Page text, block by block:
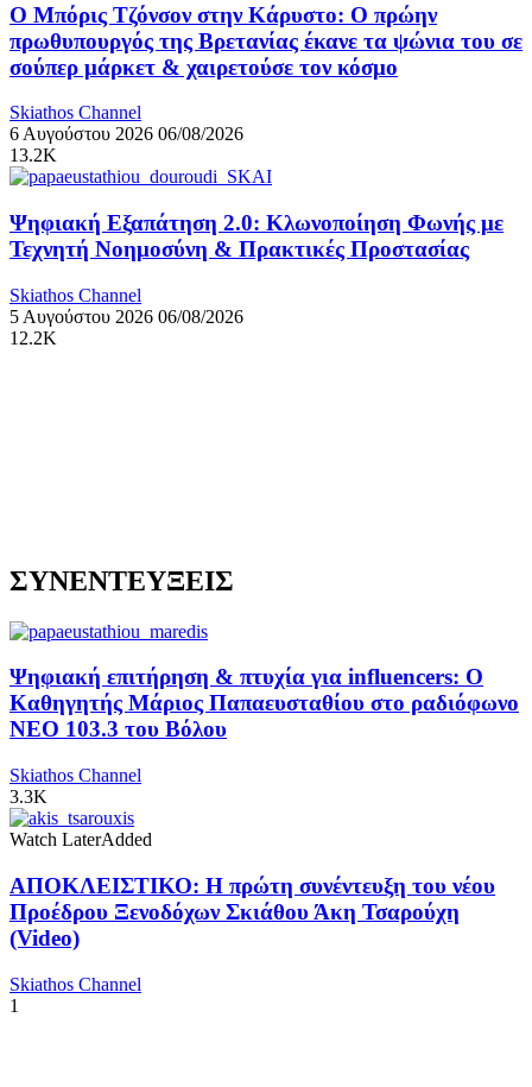
Ο Μπόρις Τζόνσον στην Κάρυστο: Ο πρώην
πρωθυπουργός της Βρετανίας έκανε τα ψώνια του σε
σούπερ μάρκετ & χαιρετούσε τον κόσμο
Skiathos Channel
6 Αυγούστου 2026 06/08/2026
13.2K
Ψηφιακή Εξαπάτηση 2.0: Κλωνοποίηση Φωνής με
Τεχνητή Νοημοσύνη & Πρακτικές Προστασίας
Skiathos Channel
5 Αυγούστου 2026 06/08/2026
12.2K
ΣΥΝΕΝΤΕΥΞΕΙΣ
Ψηφιακή επιτήρηση & πτυχία για influencers: Ο
Καθηγητής Μάριος Παπαευσταθίου στο ραδιόφωνο
NEO 103.3 του Βόλου
Skiathos Channel
3.3K
Watch LaterAdded
ΑΠΟΚΛΕΙΣΤΙΚΟ: Η πρώτη συνέντευξη του νέου
Προέδρου Ξενοδόχων Σκιάθου Άκη Τσαρούχη
(Video)
Skiathos Channel
1